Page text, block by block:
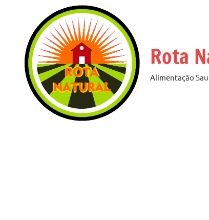
conteúdo
Rota
Alimentação